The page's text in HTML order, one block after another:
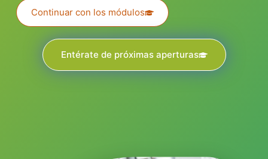
Continuar con los módulos
Entérate de próximas aperturas